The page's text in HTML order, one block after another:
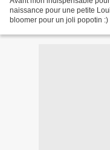
naissance pour une petite
bloomer pour un joli popotin